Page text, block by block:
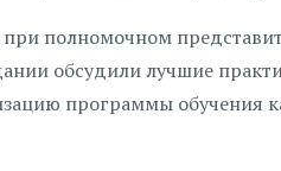
полномочном
обсудили лучшие
программы обучения